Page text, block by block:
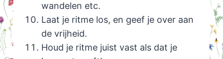
wandelen etc.
Laat je ritme los, en geef je over aan
de vrijheid.
Houd je ritme juist vast als dat je